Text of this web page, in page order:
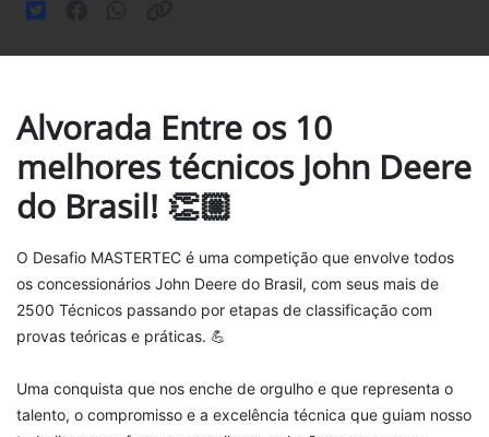
Alvorada Entre os 10
melhores técnicos John Deere
do Brasil! 👏🏼
O Desafio MASTERTEC é uma competição que envolve todos
os concessionários John Deere do Brasil, com seus mais de
2500 Técnicos passando por etapas de classificação com
provas teóricas e práticas. 💪
Uma conquista que nos enche de orgulho e que representa o
talento, o compromisso e a excelência técnica que guiam nosso